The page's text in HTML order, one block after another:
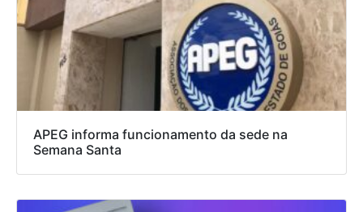
APEG informa funcionamento da sede na
Semana Santa